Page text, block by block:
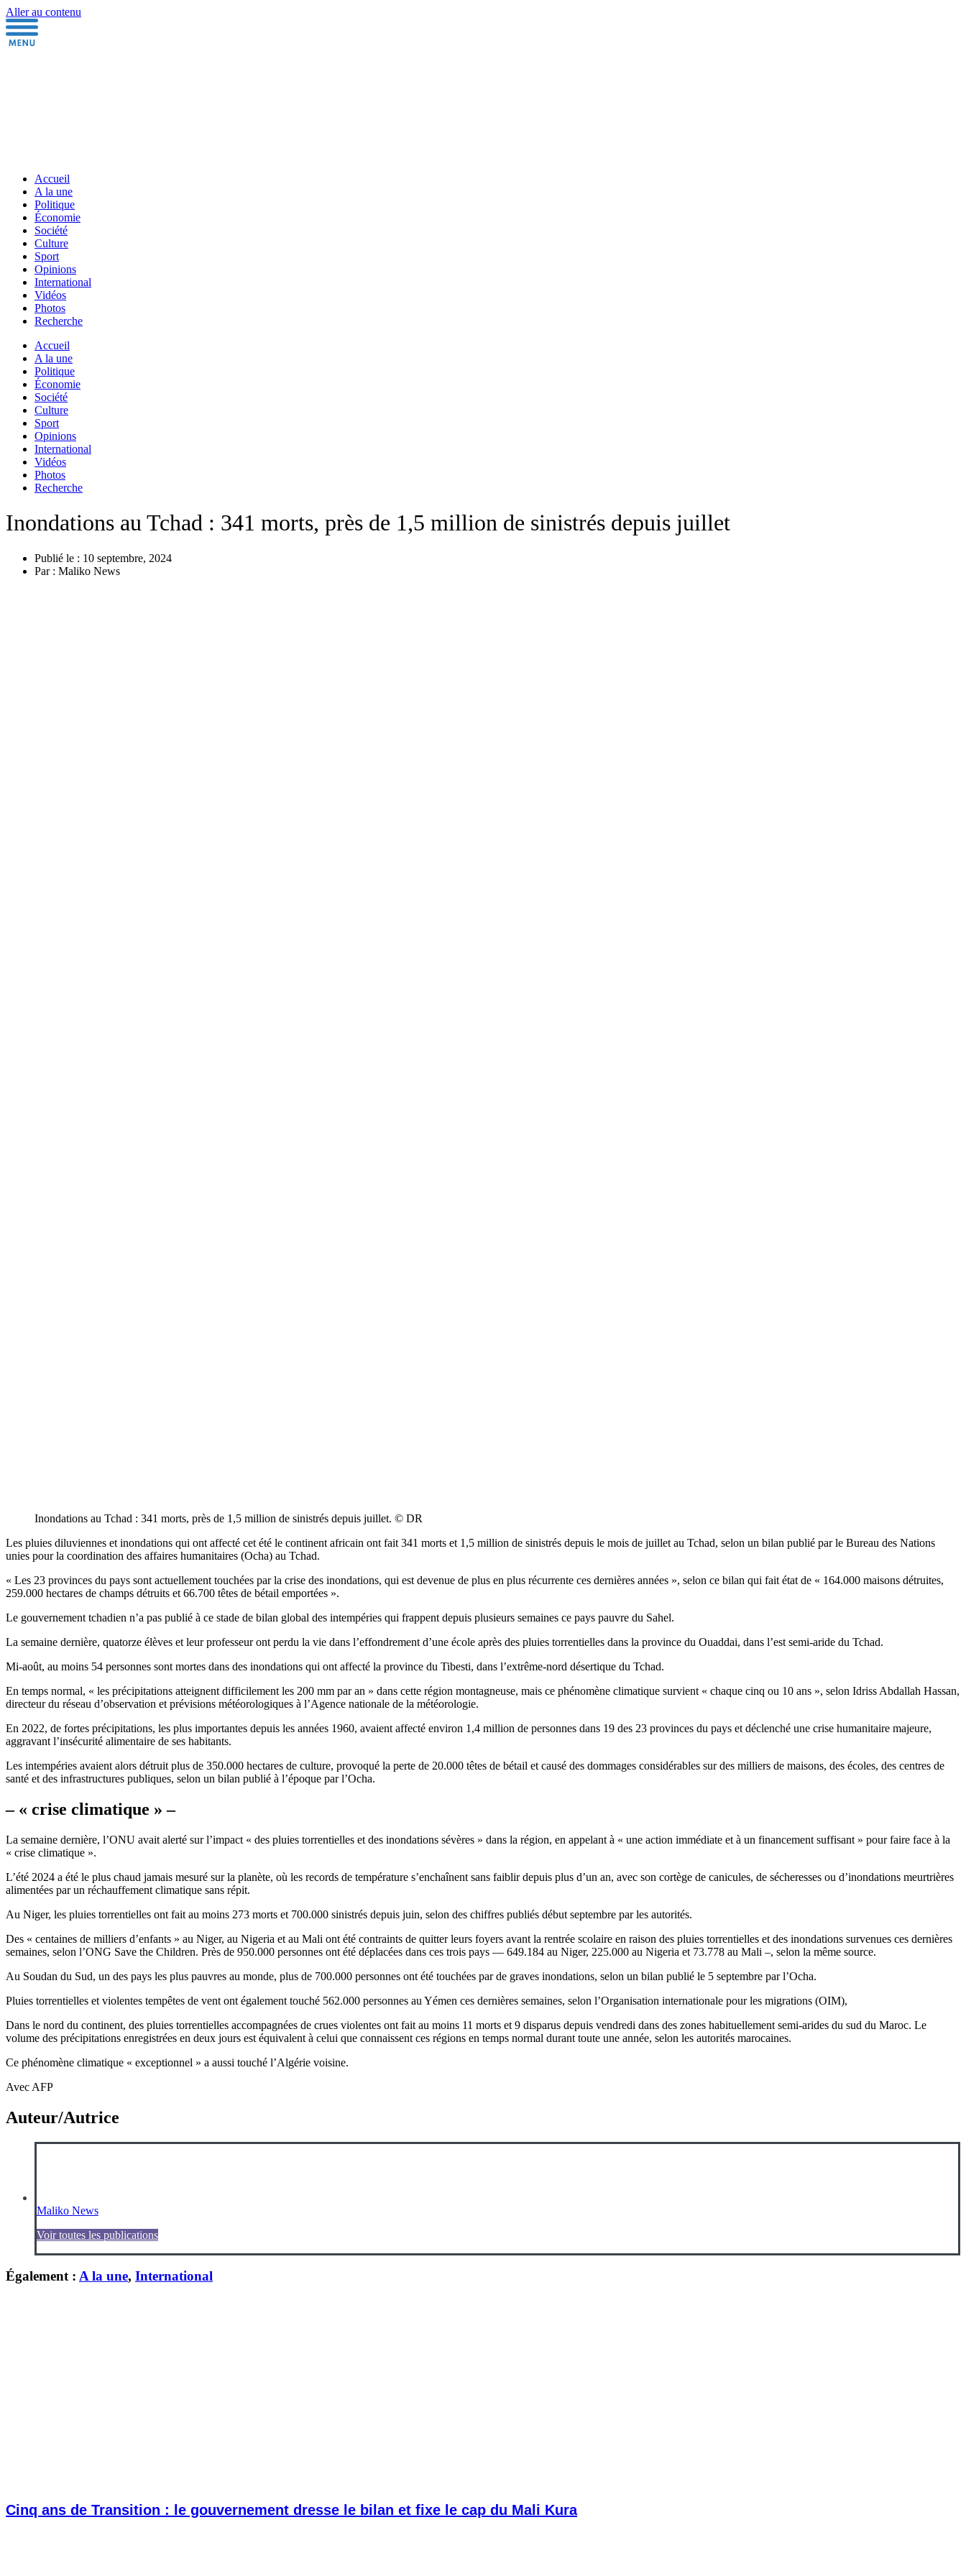
Aller au contenu
Accueil
A la une
Politique
Économie
Société
Culture
Sport
Opinions
International
Vidéos
Photos
Recherche
Accueil
A la une
Politique
Économie
Société
Culture
Sport
Opinions
International
Vidéos
Photos
Recherche
Inondations au Tchad : 341 morts, près de 1,5 million de sinistrés depuis juillet
Publié le : 10 septembre, 2024
Par : Maliko News
Inondations au Tchad : 341 morts, près de 1,5 million de sinistrés depuis juillet. © DR
Les pluies diluviennes et inondations qui ont affecté cet été le continent africain ont fait 341 morts et 1,5 million de sinistrés depuis le mois de juillet au Tchad, selon un bilan publié par le Bureau des Nations
unies pour la coordination des affaires humanitaires (Ocha) au Tchad.
« Les 23 provinces du pays sont actuellement touchées par la crise des inondations, qui est devenue de plus en plus récurrente ces dernières années », selon ce bilan qui fait état de « 164.000 maisons détruites,
259.000 hectares de champs détruits et 66.700 têtes de bétail emportées ».
Le gouvernement tchadien n’a pas publié à ce stade de bilan global des intempéries qui frappent depuis plusieurs semaines ce pays pauvre du Sahel.
La semaine dernière, quatorze élèves et leur professeur ont perdu la vie dans l’effondrement d’une école après des pluies torrentielles dans la province du Ouaddai, dans l’est semi-aride du Tchad.
Mi-août, au moins 54 personnes sont mortes dans des inondations qui ont affecté la province du Tibesti, dans l’extrême-nord désertique du Tchad.
En temps normal, « les précipitations atteignent difficilement les 200 mm par an » dans cette région montagneuse, mais ce phénomène climatique survient « chaque cinq ou 10 ans », selon Idriss Abdallah Hassan,
directeur du réseau d’observation et prévisions météorologiques à l’Agence nationale de la météorologie.
En 2022, de fortes précipitations, les plus importantes depuis les années 1960, avaient affecté environ 1,4 million de personnes dans 19 des 23 provinces du pays et déclenché une crise humanitaire majeure,
aggravant l’insécurité alimentaire de ses habitants.
Les intempéries avaient alors détruit plus de 350.000 hectares de culture, provoqué la perte de 20.000 têtes de bétail et causé des dommages considérables sur des milliers de maisons, des écoles, des centres de
santé et des infrastructures publiques, selon un bilan publié à l’époque par l’Ocha.
– « crise climatique » –
La semaine dernière, l’ONU avait alerté sur l’impact « des pluies torrentielles et des inondations sévères » dans la région, en appelant à « une action immédiate et à un financement suffisant » pour faire face à la
« crise climatique ».
L’été 2024 a été le plus chaud jamais mesuré sur la planète, où les records de température s’enchaînent sans faiblir depuis plus d’un an, avec son cortège de canicules, de sécheresses ou d’inondations meurtrières
alimentées par un réchauffement climatique sans répit.
Au Niger, les pluies torrentielles ont fait au moins 273 morts et 700.000 sinistrés depuis juin, selon des chiffres publiés début septembre par les autorités.
Des « centaines de milliers d’enfants » au Niger, au Nigeria et au Mali ont été contraints de quitter leurs foyers avant la rentrée scolaire en raison des pluies torrentielles et des inondations survenues ces dernières
semaines, selon l’ONG Save the Children. Près de 950.000 personnes ont été déplacées dans ces trois pays — 649.184 au Niger, 225.000 au Nigeria et 73.778 au Mali –, selon la même source.
Au Soudan du Sud, un des pays les plus pauvres au monde, plus de 700.000 personnes ont été touchées par de graves inondations, selon un bilan publié le 5 septembre par l’Ocha.
Pluies torrentielles et violentes tempêtes de vent ont également touché 562.000 personnes au Yémen ces dernières semaines, selon l’Organisation internationale pour les migrations (OIM),
Dans le nord du continent, des pluies torrentielles accompagnées de crues violentes ont fait au moins 11 morts et 9 disparus depuis vendredi dans des zones habituellement semi-arides du sud du Maroc. Le
volume des précipitations enregistrées en deux jours est équivalent à celui que connaissent ces régions en temps normal durant toute une année, selon les autorités marocaines.
Ce phénomène climatique « exceptionnel » a aussi touché l’Algérie voisine.
Avec AFP
Auteur/Autrice
Maliko News
Voir toutes les publications
Également : A la une, International
Cinq ans de Transition : le gouvernement dresse le bilan et fixe le cap du Mali Kura